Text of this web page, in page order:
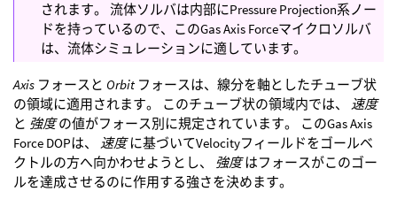
されます。 流体ソルバは内部にPressure Projection系ノー
ドを持っているので、このGas Axis Forceマイクロソルバ
は、流体シミュレーションに適しています。
Axis フォースと Orbit フォースは、線分を軸としたチューブ状
の領域に適用されます。 このチューブ状の領域内では、 速度
と 強度の値がフォース別に規定されています。 このGas Axis
Force DOPは、 速度に基づいてVelocityフィールドをゴールベ
クトルの方へ向かわせようとし、 強度はフォースがこのゴー
ルを達成させるのに作用する強さを決めます。